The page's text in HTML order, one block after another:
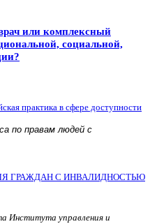
или комплексный
социальной,
практика в сфере доступности
по правам людей с
ГРАЖДАН С ИНВАЛИДНОСТЬЮ
Института управления и